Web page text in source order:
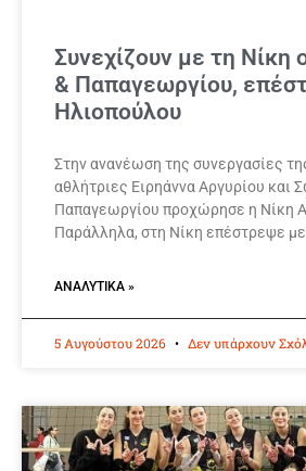
Συνεχίζουν με τη Νίκη
& Παπαγεωργίου,
Ηλιοπούλου
Στην ανανέωση της συνεργασίες
αθλήτριες Ειρηάννα Αργυρίου και
Παπαγεωργίου προχώρησε η Νίκη
Παράλληλα, στη Νίκη επέστρεψε
ΑΝΑΛΥΤΙΚΆ »
5 Αυγούστου 2026 Δεν υπάρχουν